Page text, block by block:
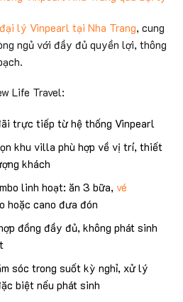
đại lý Vinpearl tại Nha Trang, cung
ngủ với đầy đủ quyền lợi, thông
Life Travel:
trực tiếp từ hệ thống Vinpearl
khu villa phù hợp về vị trí, thiết
khách
linh hoạt: ăn 3 bữa, vé
hoặc cano đưa đón
đồng đầy đủ, không phát sinh
sóc trong suốt kỳ nghỉ, xử lý
biệt nếu phát sinh